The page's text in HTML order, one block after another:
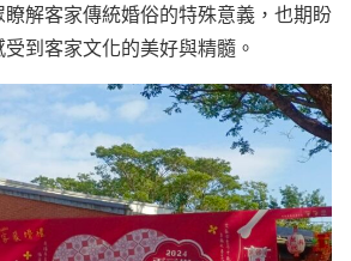
解客家傳統婚俗的特殊意義，也期盼
到客家文化的美好與精髓。